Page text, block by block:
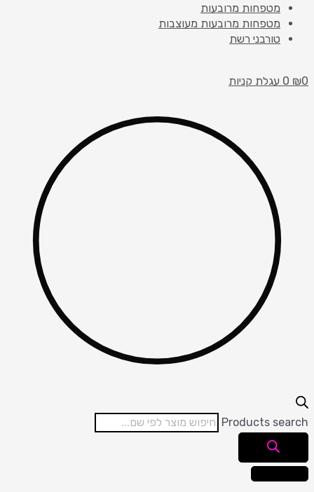
מטפחות מרובעות
מטפחות מרובעות מעוצבות
טורבני רשת
₪0
0 עגלת קניות
Products search